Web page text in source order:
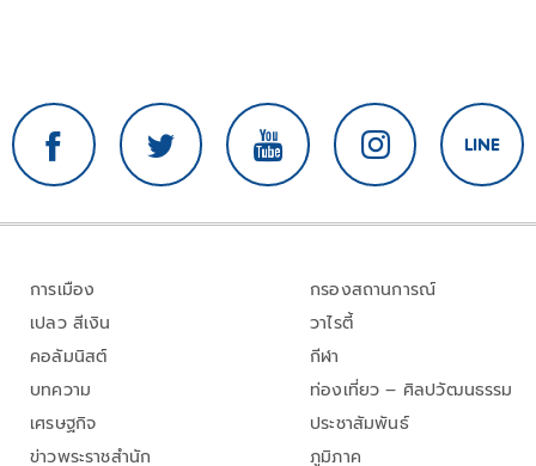
การเมือง
เปลว สีเงิน
คอลัมนิสต์
บทความ
เศรษฐกิจ
ข่าวพระราชสำนัก
กรองสถานการณ์
วาไรตี้
กีฬา
ท่องเที่ยว – ศิลปวัฒนธรรม
ประชาสัมพันธ์
ภูมิภาค